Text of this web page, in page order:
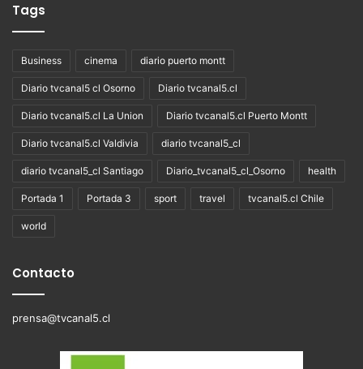
Tags
Business cinema diario puerto montt
Diario tvcanal5 cl Osorno Diario tvcanal5.cl
Diario tvcanal5.cl La Union Diario tvcanal5.cl Puerto Montt
Diario tvcanal5.cl Valdivia diario tvcanal5_cl
diario tvcanal5_cl Santiago Diario_tvcanal5_cl_Osorno health
Portada 1 Portada 3 sport travel tvcanal5.cl Chile
world
Contacto
prensa@tvcanal5.cl